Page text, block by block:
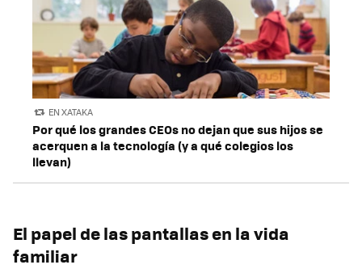
EN XATAKA
Por qué los grandes CEOs no dejan que sus hijos se
acerquen a la tecnología (y a qué colegios los
llevan)
El papel de las pantallas en la vida
familiar